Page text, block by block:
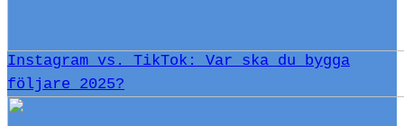
Instagram vs. TikTok: Var ska du bygga
följare 2025?